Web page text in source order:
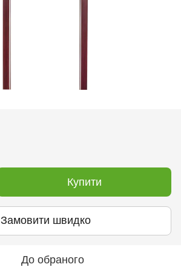
Купити
Замовити швидко
До обраного